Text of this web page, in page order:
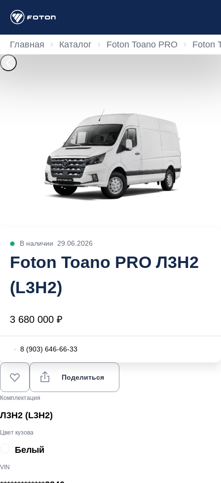
Главная Каталог Foton Toano PRO Foton
В наличии 29.06.2026
Foton Toano PRO Л3Н2
(L3H2)
3 680 000 ₽
· 8 (903) 646-66-33
Поделиться
Комплектация
Л3Н2 (L3H2)
Цвет кузова
Белый
VIN